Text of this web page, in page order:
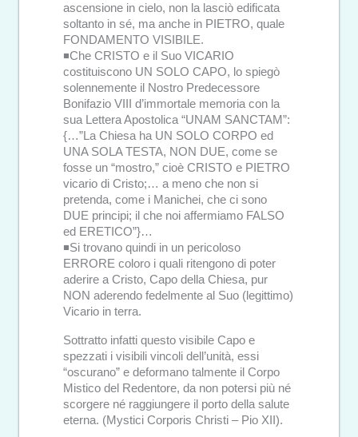
ascensione in cielo, non la lasciò edificata
soltanto in sé, ma anche in PIETRO, quale
FONDAMENTO VISIBILE.
◾Che CRISTO e il Suo VICARIO
costituiscono UN SOLO CAPO, lo spiegò
solennemente il Nostro Predecessore
Bonifazio VIII d’immortale memoria con la
sua Lettera Apostolica “UNAM SANCTAM”:
{…”La Chiesa ha UN SOLO CORPO ed
UNA SOLA TESTA, NON DUE, come se
fosse un “mostro,” cioè CRISTO e PIETRO
vicario di Cristo;… a meno che non si
pretenda, come i Manichei, che ci sono
DUE principi; il che noi affermiamo FALSO
ed ERETICO”}…
◾Si trovano quindi in un pericoloso
ERRORE coloro i quali ritengono di poter
aderire a Cristo, Capo della Chiesa, pur
NON aderendo fedelmente al Suo (legittimo)
Vicario in terra.
Sottratto infatti questo visibile Capo e
spezzati i visibili vincoli dell’unità, essi
“oscurano” e deformano talmente il Corpo
Mistico del Redentore, da non potersi più né
scorgere né raggiungere il porto della salute
eterna. (Mystici Corporis Christi – Pio XII).